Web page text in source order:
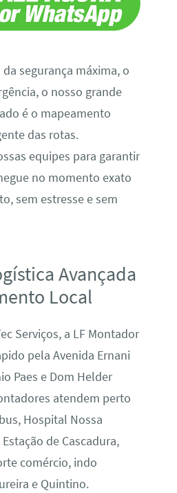
da segurança máxima, o
o nosso grande
é o mapeamento
das rotas.
equipes para garantir
no momento exato
sem estresse e sem
Avançada
Local
Serviços, a LF Montador
pela Avenida Ernani
Paes e Dom Helder
atendem perto
Hospital Nossa
de Cascadura,
comércio, indo
e Quintino.